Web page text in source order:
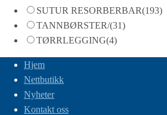
SUTUR RESORBERBAR(193)
TANNBØRSTER/(31)
TØRRLEGGING(4)
Hjem
Nettbutikk
Nyheter
Kontakt oss